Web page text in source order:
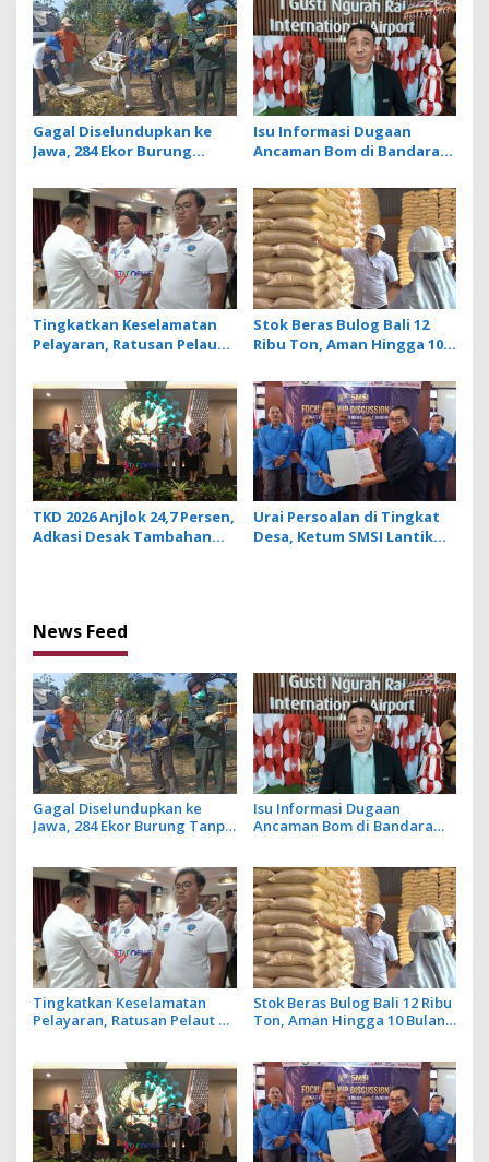
Gagal Diselundupkan ke
Jawa, 284 Ekor Burung
Dilepasliarkan Cegah
Ancaman Penyakit
Isu Informasi Dugaan
Ancaman Bom di Bandara
Benar, Operasional
Penerbangan Lancar
Tingkatkan Keselamatan
Pelayaran, Ratusan Pelaut
dan JMPR
Stok Beras Bulog Bali 12
Ribu Ton, Aman Hingga 10
TKD 2026 Anjlok 24,7 Persen,
Adkasi Desak Tambahan
Urai Persoalan di Tingkat
Desa, Ketum SMSI Lantik
News Feed
Gagal Diselundupkan ke
Jawa, 284 Ekor Burung Tanpa
Isu Informasi Dugaan
Ancaman Bom di Bandara
Lancar
Tingkatkan Keselamatan
Pelayaran, Ratusan Pelaut di
Stok Beras Bulog Bali 12 Ribu
Ton, Aman Hingga 10 Bulan